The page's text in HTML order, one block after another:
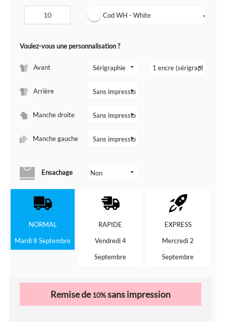
Cod WH - White ▼
Voulez-vous une personnalisation ?
Avant
Arrière
Manche droite
Manche gauche
Ensachage
NORMAL
Mardi 8 Septembre
RAPIDE
Vendredi 4
Septembre
EXPRESS
Mercredi 2
Septembre
Remise de10%sans impression